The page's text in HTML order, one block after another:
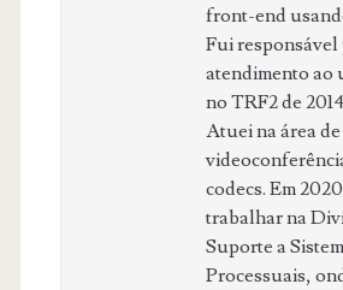
front-end
Fui responsável
atendimento ao
no TRF2 de
Atuei na área de
codecs. Em
trabalhar na
Suporte a
Processuais,